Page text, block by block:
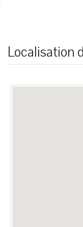
Localisation